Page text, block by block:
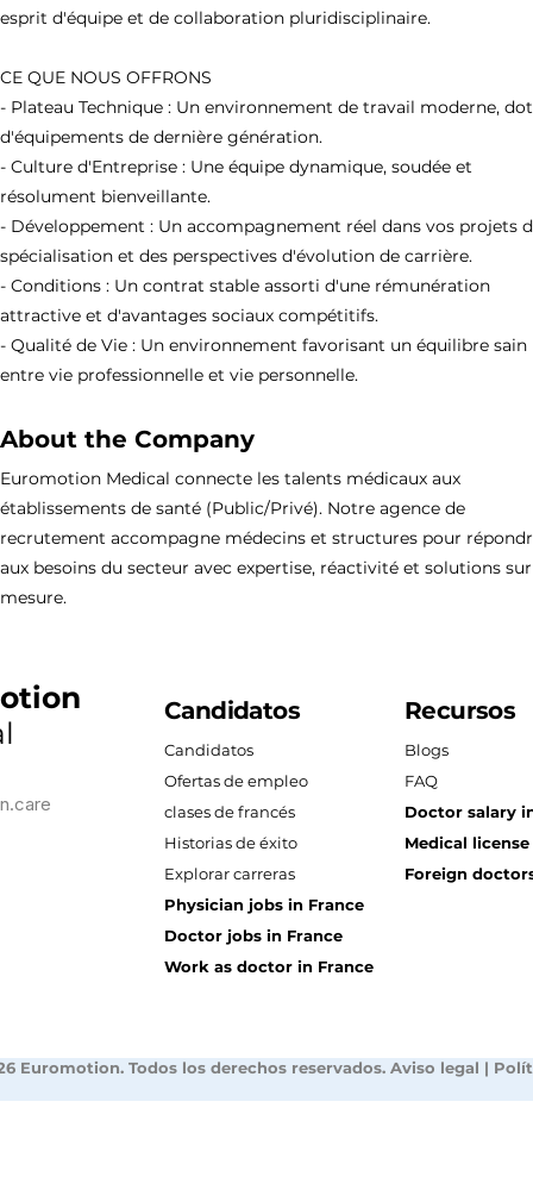
esprit d'équipe et de collaboration pluridisciplinaire.
CE QUE NOUS OFFRONS
- Plateau Technique : Un environnement de travail moderne,
d'équipements de dernière génération.
- Culture d'Entreprise : Une équipe dynamique, soudée et
résolument bienveillante.
- Développement : Un accompagnement réel dans vos projets
spécialisation et des perspectives d'évolution de carrière.
- Conditions : Un contrat stable assorti d'une rémunération
attractive et d'avantages sociaux compétitifs.
- Qualité de Vie : Un environnement favorisant un équilibre sain
entre vie professionnelle et vie personnelle.
About the Company
Euromotion Medical connecte les talents médicaux aux
établissements de santé (Public/Privé). Notre agence de
recrutement accompagne médecins et structures pour
aux besoins du secteur avec expertise, réactivité et solutions sur
mesure.
Candidatos
Candidatos
Ofertas de empleo
clases de francés
Historias de éxito
Explorar carreras
Physician jobs in France
Doctor jobs in France
Work as doctor in France
Recursos
Blogs
FAQ
Doctor salary
Medical
Foreign
Euromotion. Todos los derechos reservados. Aviso legal |